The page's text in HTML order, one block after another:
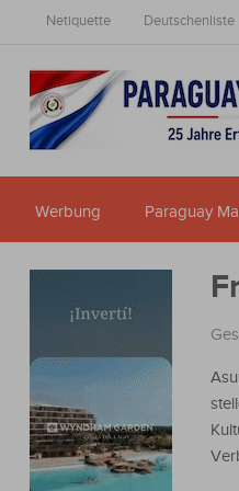
Netiquette Deutschenliste
Werbung Paraguay